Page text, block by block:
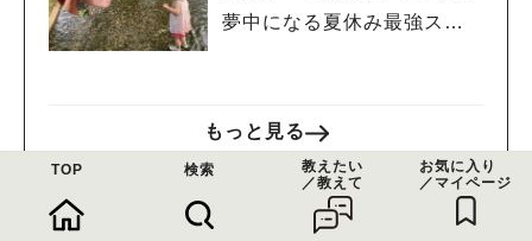
夢中になる夏休み最強スポ
もっと見る
TOP 検索
教えたい
／教えて
お気に入り
／マイページ